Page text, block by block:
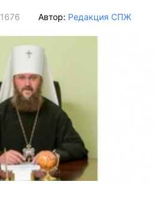
1676 Автор: Редакция СПЖ